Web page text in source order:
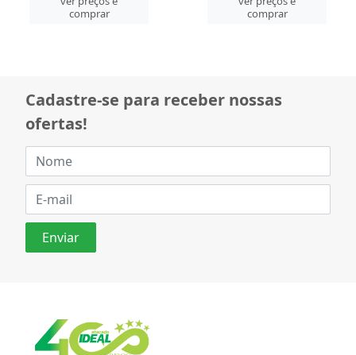
comprar
comprar
Cadastre-se para receber nossas
ofertas!